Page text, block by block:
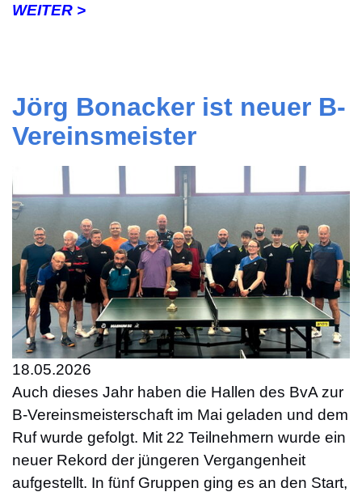
WEITER >
Jörg Bonacker ist neuer B-
Vereinsmeister
18.05.2026
Auch dieses Jahr haben die Hallen des BvA zur
B-Vereinsmeisterschaft im Mai geladen und dem
Ruf wurde gefolgt. Mit 22 Teilnehmern wurde ein
neuer Rekord der jüngeren Vergangenheit
aufgestellt. In fünf Gruppen ging es an den Start,